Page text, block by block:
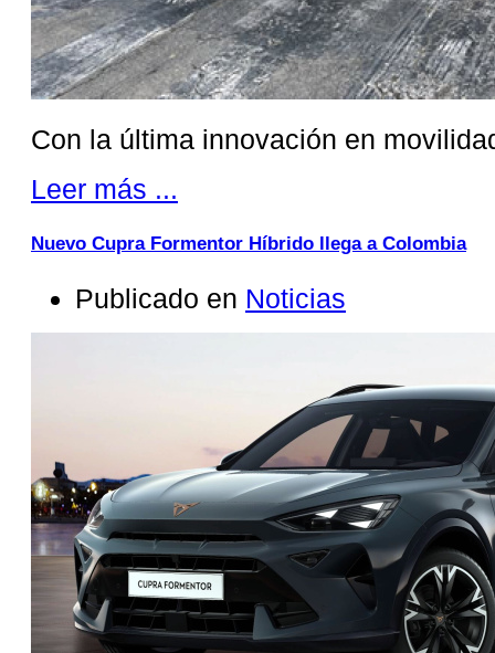
Con la última innovación en
Leer más ...
Nuevo Cupra Formentor Híbrido llega a Colombia
Publicado en Noticias